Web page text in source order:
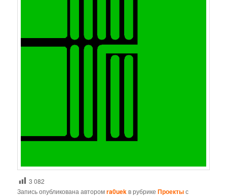
3 082
Запись опубликована авторомra0uekв рубрикеПроектыс